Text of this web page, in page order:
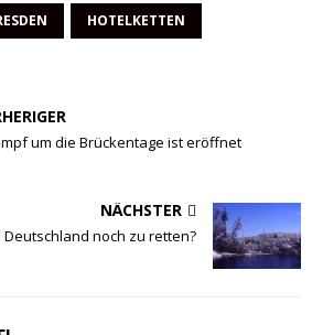
HOTELKETTEN
um die Brückentage ist eröffnet
NÄCHSTER
noch zu retten?